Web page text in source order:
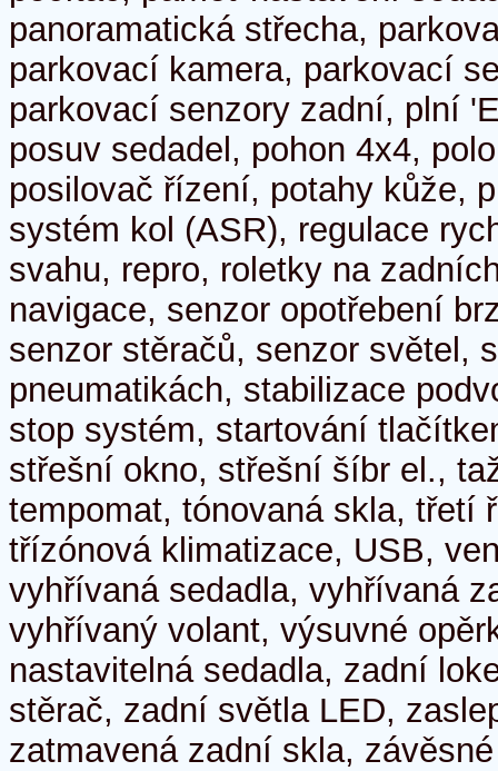
panoramatická střecha,
parkovací kamera, parkovací
parkovací senzory zadní, plní
posuv sedadel, pohon 4x4,
posilovač řízení, potahy kůže,
systém kol (ASR), regulace
svahu, repro, roletky na
navigace, senzor opotřebení
senzor stěračů, senzor světel,
pneumatikách, stabilizace
stop systém, startování
střešní okno, střešní šíbr el.,
tempomat, tónovaná skla, třetí
třízónová klimatizace, USB,
vyhřívaná sedadla, vyhřívaná
vyhřívaný volant, výsuvné
nastavitelná sedadla, zadní
stěrač, zadní světla LED,
zatmavená zadní skla,